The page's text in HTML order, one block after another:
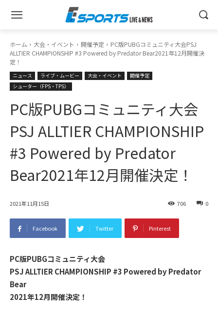
ホーム 大会・イベント 開催予定
PC版PUBGコミュニティ大会PSJ
ALLTIER CHAMPIONSHIP #3 Powered by Predator Bear2021年12月開催決
定！
ニュース ライブ・ムービー 大会・イベント
開催予定
シューター（FPS・TPS）
PC版PUBGコミュニティ大会
PSJ ALLTIER CHAMPIONSHIP
#3 Powered by Predator
Bear2021年12月開催決定！
2021年11月15日 0
706
Facebook Twitter Pinterest
PC版PUBGコミュニティ大会
PSJ ALLTIER CHAMPIONSHIP #3 Powered by Predator
Bear
2021年12月開催決定！